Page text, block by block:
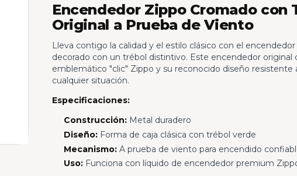
Encendedor Zippo Cromado con
Original a Prueba de Viento
Lleva contigo la calidad y el estilo clásico con el
decorado con un trébol distintivo. Este encendedor original
emblemático "clic" Zippo y su reconocido diseño resistente
cualquier situación.
Especificaciones:
Construcción:Metal duradero
Diseño:Forma de caja clásica con trébol verde
Mecanismo:A prueba de viento para encendido
Uso:Funciona con líquido de encendedor premium